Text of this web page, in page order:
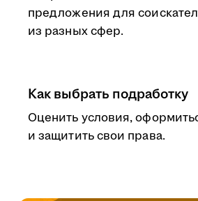
предложения для
из разных сфер.
Как выбрать подработку
Оценить условия,
и защитить свои права.